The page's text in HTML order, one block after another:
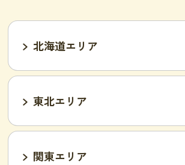
北海道エリア
東北エリア
関東エリア